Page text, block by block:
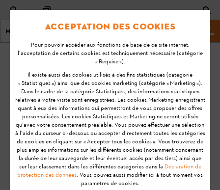
Menu Site Web de STIHL
Page d'accueil KA-01207
L'application ne
remet pas à jour
l'état de charge /
le temps de
fonctionnement.
Que faire ?
Dernière
mise à
jour:
08-07-
20
FAQ
Résolution des problèmes
Avant de préparer votre produit STIHL à
Acceptation des cookies
Pour pouvoir accéder aux fonctions de base de ce site internet,
l’acceptation de certains cookies est techniquement nécessaire (catégorie
« Requise »).
Il existe aussi des cookies utilisés à des fins statistiques (catégorie
« Statistiques ») ainsi que des cookies marketing (catégorie « Marketing »).
Dans le cadre de la catégorie Statistiques, des informations statistiques
relatives à votre visite sont enregistrées. Les cookies Marketing enregistrent
quant à eux des informations qui permettront de vous proposer des offres
personnalisées. Les cookies Statistiques et Marketing ne seront utilisés
qu’avec votre consentement préalable. Vous pouvez effectuer une sélection
à l’aide du curseur ci-dessous ou accepter directement toutes les catégories
de cookies en cliquant sur « Accepter tous les cookies ». Vous trouverez de
plus amples informations sur les différents cookies (notamment concernant
la durée de leur sauvegarde et leur éventuel accès par des tiers) ainsi que
sur leur classement dans les différentes catégories dans la Déclaration de
protection des données. Vous pouvez aussi modifier ici à tout moment vos
paramètres de cookies.